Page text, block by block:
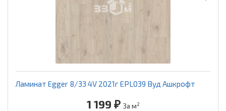
Ламинат Egger 8/33 4V 2021г EPL039 Вуд Ашкрофт
1 199 ₽ За м2